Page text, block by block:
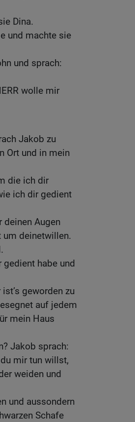
Dina.
und machte sie
und sprach:
wolle mir
Jakob zu
Ort und in mein
die ich dir
ich dir gedient
deinen Augen
um deinetwillen.
gedient habe und
geworden zu
auf jedem
mein Haus
Jakob sprach:
mir tun willst,
weiden und
und aussondern
Schafe